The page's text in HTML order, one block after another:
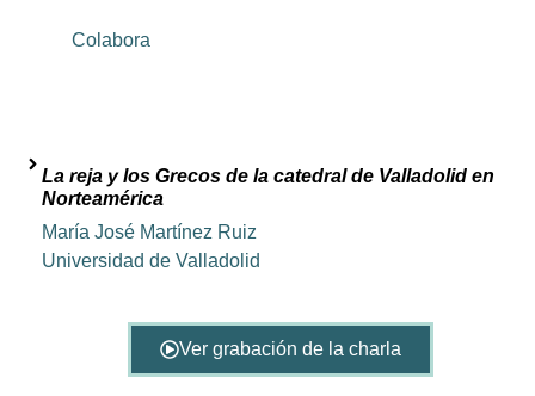
Colabora
La reja y los Grecos de la catedral de Valladolid en
Norteamérica
María José Martínez Ruiz
Universidad de Valladolid
Ver grabación de la charla